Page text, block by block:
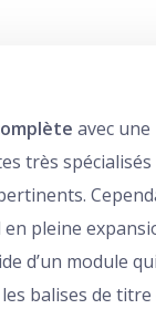
avec une
très
pleine
d’un module
balises de titre